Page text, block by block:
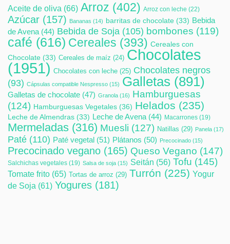
Aceite de oliva (66) Arroz (402) Arroz con leche (22)
Azúcar (157) Bananas (14) barritas de chocolate (33) Bebida
de Avena(44) Bebida de Soja (105) bombones (119)
café (616) Cereales (393) Cereales con
Chocolate (33) Cereales de maíz (24) Chocolates
(1951) Chocolates con leche (25) Chocolates negros
(93) Cápsulas compatible Nespresso (15) Galletas (891)
Galletas de chocolate (47) Granola (16) Hamburguesas
(124) Hamburguesas Vegetales (36) Helados (235)
Leche de Almendras (33) Leche de Avena(44) Macarrones (19)
Mermeladas (316) Muesli (127) Natillas (29) Panela (17)
Paté (110) Paté vegetal (51) Plátanos (50) Precocinado (15)
Precocinado vegano (165) Queso Vegano (147)
Salchichas vegetales (19) Salsa de soja (15) Seitán (56) Tofu (145)
Tomate frito (65) Tortas de arroz (29) Turrón (225) Yogur
de Soja (61) Yogures (181)